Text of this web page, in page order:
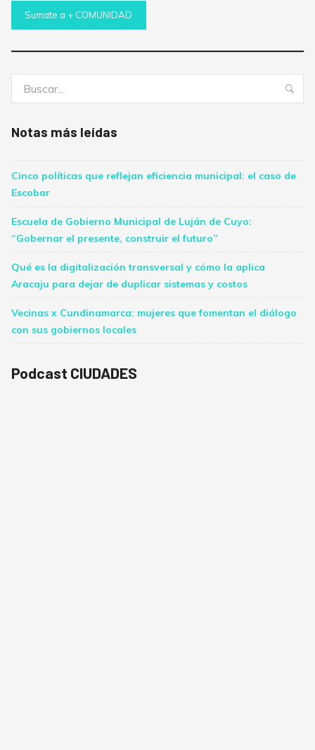
Sumate a + COMUNIDAD
Notas más leídas
Cinco políticas que reflejan eficiencia municipal: el caso de
Escobar
Escuela de Gobierno Municipal de Luján de Cuyo:
“Gobernar el presente, construir el futuro”
Qué es la digitalización transversal y cómo la aplica
Aracaju para dejar de duplicar sistemas y costos
Vecinas x Cundinamarca: mujeres que fomentan el diálogo
con sus gobiernos locales
Podcast CIUDADES